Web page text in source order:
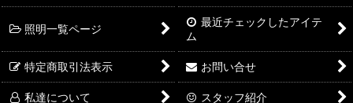
照明一覧ページ
最近チェックしたアイテ
ム
特定商取引法表示 お問い合せ
私達について スタッフ紹介